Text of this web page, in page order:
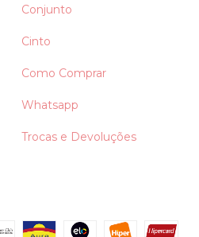
Conjunto
Cinto
Como Comprar
Whatsapp
Trocas e Devoluções